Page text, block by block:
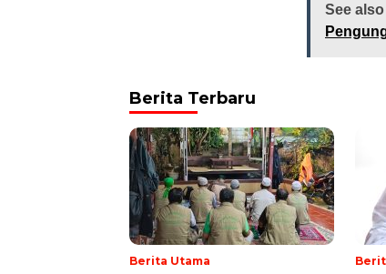
See also
Berita Terbaru
Berita Utama